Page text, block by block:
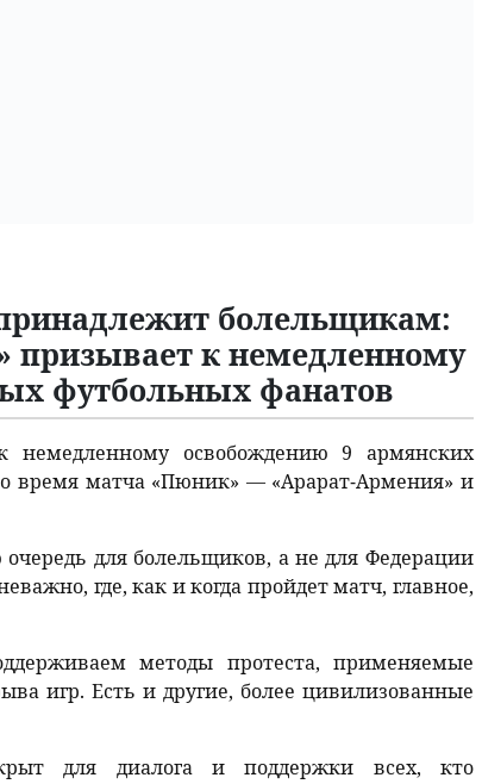
болельщикам:
призывает к немедленному
футбольных фанатов
немедленному освобождению 9 армянских
время матча «Пюник» — «Арарат-Армения» и
очередь для болельщиков, а не для Федерации
где, как и когда пройдет матч, главное,
методы протеста, применяемые
игр. Есть и другие, более цивилизованные
для диалога и поддержки всех, кто